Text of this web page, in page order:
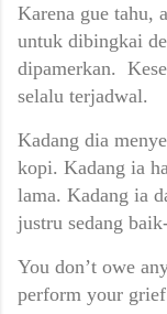
Karena gue tahu,
untuk dibingkai
dipamerkan.
selalu terjadwal.
Kadang dia
kopi. Kadang ia
lama. Kadang ia
justru sedang
You don’t owe
perform your